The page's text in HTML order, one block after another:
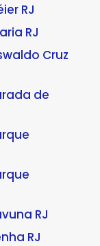
RJ
RJ
Cruz
de
RJ
RJ